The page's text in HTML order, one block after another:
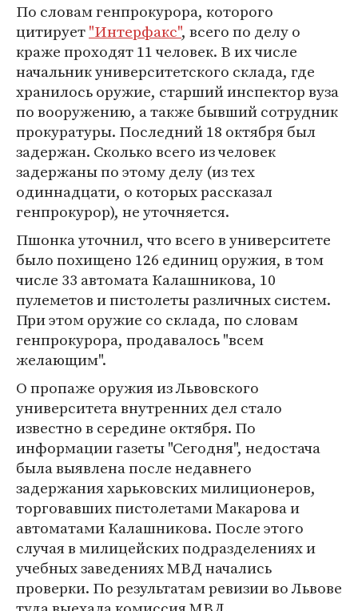
По словам генпрокурора, которого
цитирует"Интерфакс", всего по делу о
краже проходят 11 человек. В их числе
начальник университетского склада, где
хранилось оружие, старший инспектор вуза
по вооружению, а также бывший сотрудник
прокуратуры. Последний 18 октября был
задержан. Сколько всего из человек
задержаны по этому делу (из тех
одиннадцати, о которых рассказал
генпрокурор), не уточняется.
Пшонка уточнил, что всего в университете
было похищено 126 единиц оружия, в том
числе 33 автомата Калашникова, 10
пулеметов и пистолеты различных систем.
При этом оружие со склада, по словам
генпрокурора, продавалось "всем
желающим".
О пропаже оружия из Львовского
университета внутренних дел стало
известно в середине октября. По
информации газеты "Сегодня", недостача
была выявлена после недавнего
задержания харьковских милиционеров,
торговавших пистолетами Макарова и
автоматами Калашникова. После этого
случая в милицейских подразделениях и
учебных заведениях МВД начались
проверки. По результатам ревизии во Львове